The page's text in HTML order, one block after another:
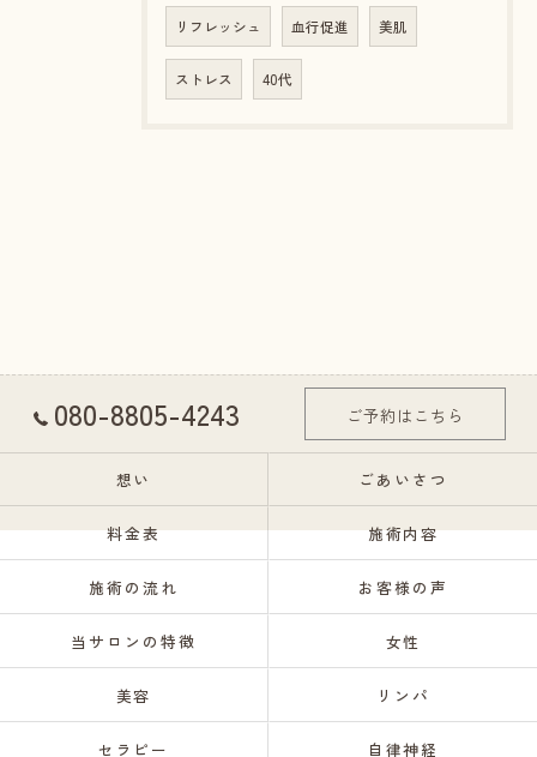
リフレッシュ 血行促進 美肌
ストレス 40代
080-8805-4243 ご予約はこちら
想い ごあいさつ
料金表 施術内容
施術の流れ お客様の声
当サロンの特徴 女性
美容 リンパ
セラピー 自律神経